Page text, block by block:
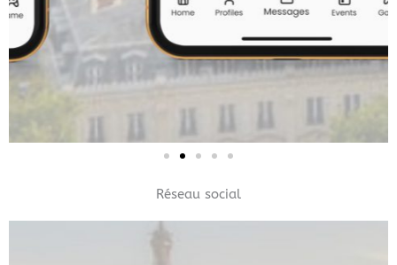
Réseau social